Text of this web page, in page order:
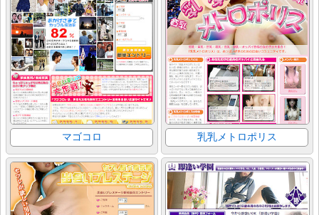
マゴコロ 乳乳メトロポリス